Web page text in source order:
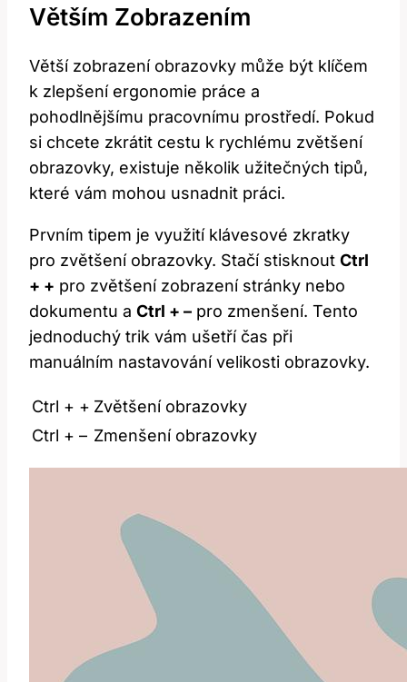
Větším Zobrazením
Větší zobrazení obrazovky může být⁣ klíčem
k zlepšení ergonomie práce a
pohodlnějšímu pracovnímu⁣ prostředí. Pokud
si chcete zkrátit​ cestu k rychlému zvětšení
obrazovky, existuje několik užitečných tipů,
které vám mohou usnadnit práci.
Prvním tipem je využití klávesové zkratky
pro zvětšení ⁤obrazovky. Stačí stisknout Ctrl
+ + pro zvětšení zobrazení stránky⁢ nebo
dokumentu a Ctrl + – pro zmenšení. Tento
jednoduchý trik‌ vám ušetří⁢ čas při
manuálním nastavování ⁢velikosti​ obrazovky.
Ctrl‌ + + Zvětšení ‌obrazovky
Ctrl + – Zmenšení obrazovky